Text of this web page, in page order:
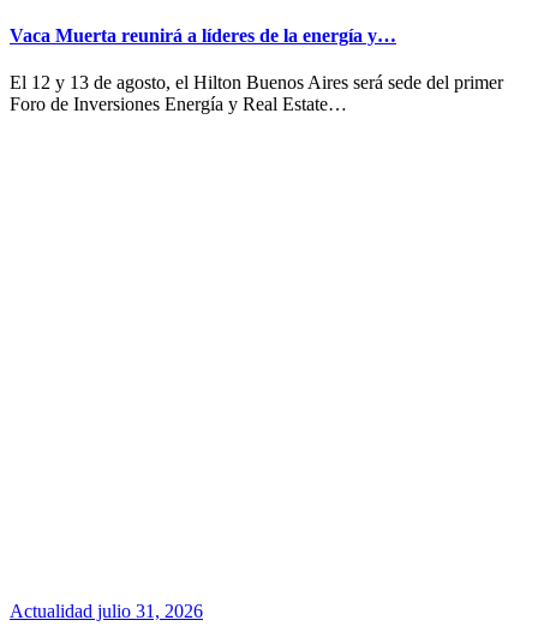
Vaca Muerta reunirá a líderes de la energía y…
El 12 y 13 de agosto, el Hilton Buenos Aires será sede del primer
Foro de Inversiones Energía y Real Estate…
Actualidad julio 31, 2026